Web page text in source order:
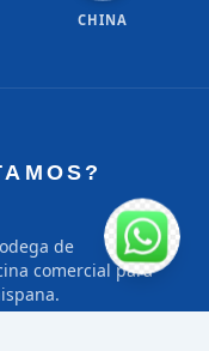
CHINA
de
comercial para